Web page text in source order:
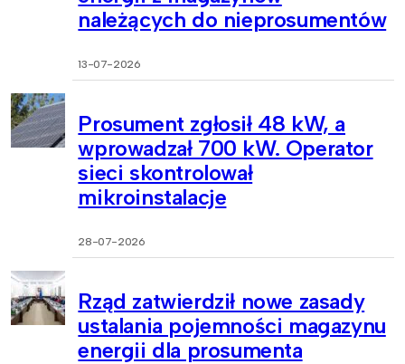
należących do nieprosumentów
13-07-2026
Prosument zgłosił 48 kW, a
wprowadzał 700 kW. Operator
sieci skontrolował
mikroinstalacje
28-07-2026
Rząd zatwierdził nowe zasady
ustalania pojemności magazynu
energii dla prosumenta